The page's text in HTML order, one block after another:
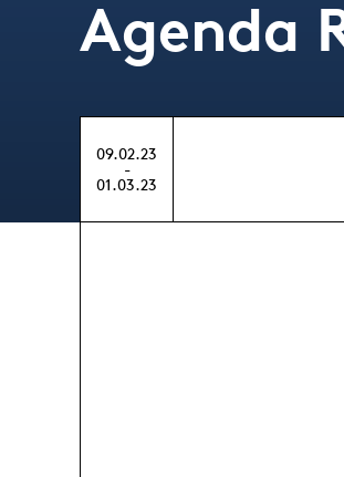
Agenda
09.02.23
-
01.03.23